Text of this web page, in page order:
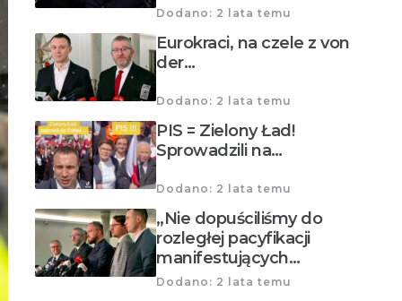
Dodano: 2 lata temu
Eurokraci, na czele z von
der…
Dodano: 2 lata temu
PIS = Zielony Ład!
Sprowadzili na…
Dodano: 2 lata temu
„Nie dopuściliśmy do
rozległej pacyfikacji
manifestujących…
Dodano: 2 lata temu